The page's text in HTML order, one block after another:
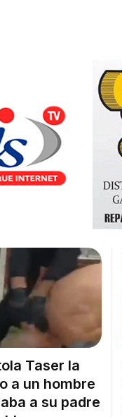
Taser la
a un hombre
a su padre